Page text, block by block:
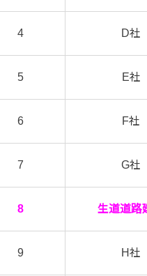
4 D社
5 E社
6 F社
7 G社
8 生道道路
9 H社